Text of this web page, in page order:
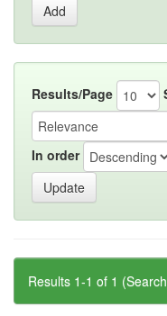
Results/Page
In order
Results 1-1 of 1